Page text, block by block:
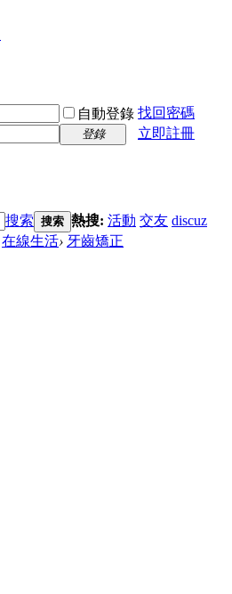
自動登錄 找回密碼
登錄
立即註冊
搜索 搜索 熱搜: 活動 交友 discuz
在線生活› 牙齒矯正